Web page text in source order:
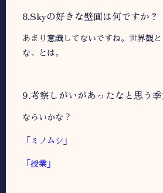
8.Skyの好きな壁画は何ですか？
あまり意識してないですね。世界観
な、とは。
9.考察しがいがあったなと思う
ならいかな？
「ミノムシ」
「授業」